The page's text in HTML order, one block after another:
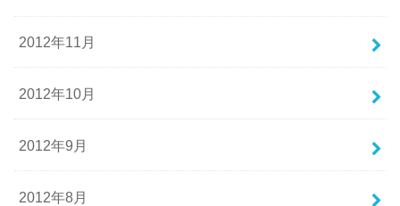
2012年11月
2012年10月
2012年9月
2012年8月